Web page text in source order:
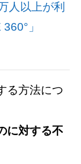
人以上が利
」
る方法につ
に対する不